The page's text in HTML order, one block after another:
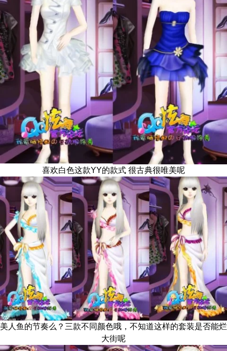
喜欢白色这款YY的款式 很古典很唯美呢
美人鱼的节奏么？三款不同颜色哦，不知道这样的套装是否能烂
大街呢